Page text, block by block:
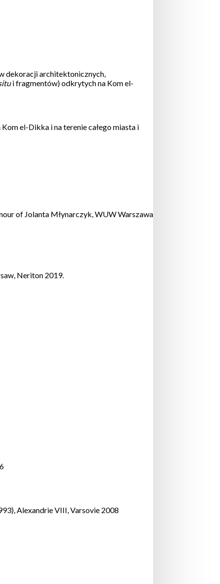
dekoracji architektonicznych,
i fragmentów) odkrytych na Kom el-
el-Dikka i na terenie całego miasta i
of Jolanta Młynarczyk, WUW Warszawa
Neriton 2019.
Alexandrie VIII, Varsovie 2008